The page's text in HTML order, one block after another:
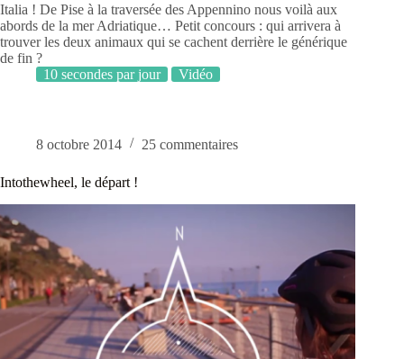
Italia ! De Pise à la traversée des Appennino nous voilà aux
abords de la mer Adriatique… Petit concours : qui arrivera à
trouver les deux animaux qui se cachent derrière le générique
de fin ?
10 secondes par jour
Vidéo
8 octobre 2014 25 commentaires
Intothewheel, le départ !